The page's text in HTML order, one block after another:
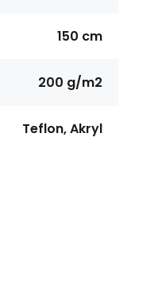
150 cm
200 g/m2
Teflon, Akryl